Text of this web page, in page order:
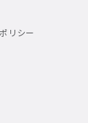
リシー